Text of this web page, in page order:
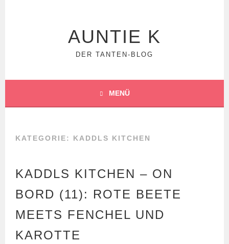
AUNTIE K
DER TANTEN-BLOG
MENÜ
KATEGORIE: KADDLS KITCHEN
KADDLS KITCHEN – ON
BORD (11): ROTE BEETE
MEETS FENCHEL UND
KAROTTE